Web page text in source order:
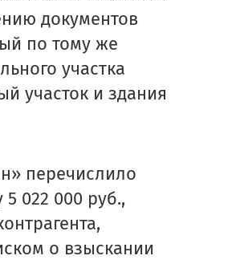
документов
по тому же
участка
участок и здания
перечислило
022 000 руб.,
о взыскании